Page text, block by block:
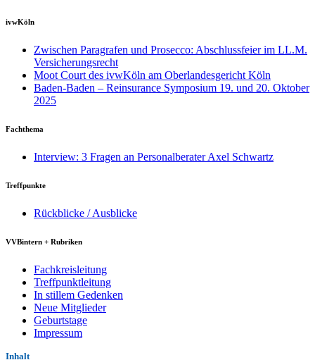
ivwKöln
Zwischen Paragrafen und Prosecco: Abschlussfeier im LL.M.
Versicherungsrecht
Moot Court des ivwKöln am Oberlandesgericht Köln
Baden-Baden – Reinsurance Symposium 19. und 20. Oktober
2025
Fachthema
Interview: 3 Fragen an Personalberater Axel Schwartz
Treffpunkte
Rückblicke / Ausblicke
VVBintern + Rubriken
Fachkreisleitung
Treffpunktleitung
In stillem Gedenken
Neue Mitglieder
Geburtstage
Impressum
Inhalt